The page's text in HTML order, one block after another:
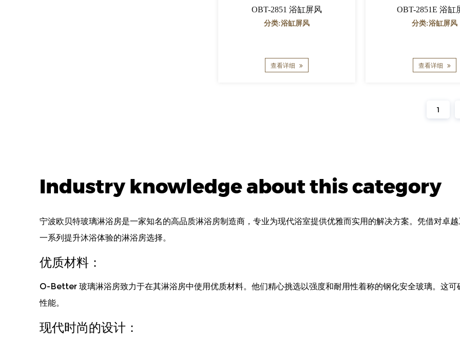
OBT-2851 浴缸屏风
分类:浴缸屏风
查看详细
OBT-2851E 浴缸
分类:浴缸屏风
查看详细
1
Industry knowledge about this category
宁波欧贝特玻璃淋浴房是一家知名的高品质淋浴房制造商，专业为现代浴室提供优雅而实用的解决方案。凭借对
一系列提升沐浴体验的淋浴房选择。
优质材料：
O-Better 玻璃淋浴房致力于在其淋浴房中使用优质材料。他们精心挑选以强度和耐用性着称的钢化安全玻璃。这
性能。
现代时尚的设计：